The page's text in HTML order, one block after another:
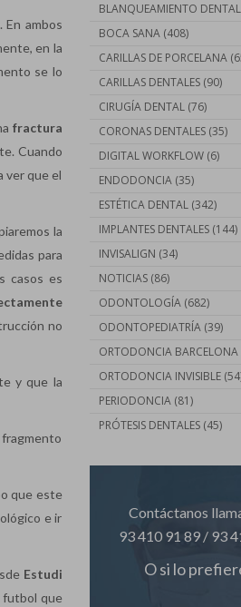
. En ambos
en la
se lo
fractura
Cuando
ver que el
la
para
casos es
no
y que la
que este
e ir
Estudi
futbol que
BLANQUEAMIENTO DENTAL
BOCA SANA(408)
CARILLAS DE PORCELANA
CARILLAS DENTALES(90)
CIRUGÍA DENTAL(76)
CORONAS DENTALES(35)
DIGITAL WORKFLOW(6)
ENDODONCIA(35)
ESTÉTICA DENTAL(342)
IMPLANTES DENTALES(144)
INVISALIGN (34)
NOTICIAS(86)
ODONTOLOGÍA(682)
ODONTOPEDIATRÍA(39)
ORTODONCIA BARCELONA
ORTODONCIA INVISIBLE
PERIODONCIA(81)
PRÓTESIS DENTALES(45)
Contáctanos
93 410 91 89/ 93
O si lo